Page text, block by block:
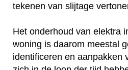
tekenen van slijtage
Het onderhoud van elektra
woning is daarom meestal
identificeren en aanpakken